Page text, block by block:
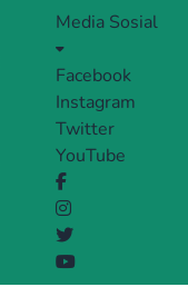
Media Sosial
Facebook
Instagram
Twitter
YouTube